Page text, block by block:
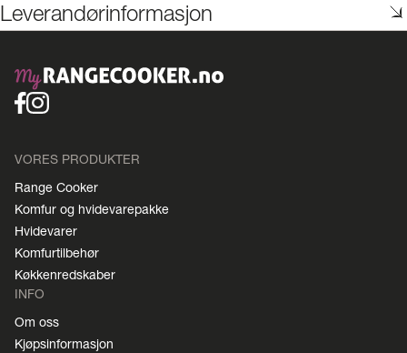
Leverandørinformasjon
VORES PRODUKTER
Range Cooker
Komfur og hvidevarepakke
Hvidevarer
Komfurtilbehør
Køkkenredskaber
INFO
Om oss
Kjøpsinformasjon